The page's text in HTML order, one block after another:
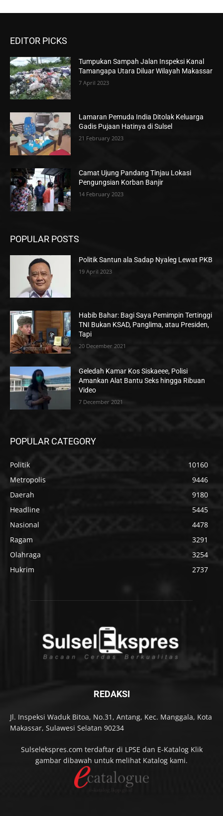
EDITOR PICKS
Tumpukan Sampah Jalan Inspeksi Kanal
Tamangapa Utara Diluar Wilayah Makassar
7 April 2023
Lamaran Pemuda India Ditolak Keluarga
Gadis Pujaan Hatinya di Sulsel
21 February 2023
Camat Ujung Pandang Tinjau Lokasi
Pengungsian Korban Banjir
14 February 2023
POPULAR POSTS
Politik Santun ala Sadap Nyaleg Lewat PKB
19 April 2023
Habib Bahar: Bagi Saya Pemimpin Tertinggi
TNI Bukan KSAD, Panglima, atau Presiden,
Tapi
20 December 2021
Geledah Kamar Kos Siskaeee, Polisi
Amankan Alat Bantu Seks hingga Ribuan
Video
7 December 2021
POPULAR CATEGORY
Politik
10160
Metropolis
9446
Daerah
9180
Headline
5445
Nasional
4478
Ragam
3291
Olahraga
3254
Hukrim
2737
REDAKSI
Jl. Inspeksi Waduk Bitoa, No.31, Antang, Kec. Manggala, Kota
Makassar, Sulawesi Selatan 90234
Sulselekspres.com terdaftar di LPSE dan E-Katalog Klik
gambar dibawah untuk melihat Katalog kami.